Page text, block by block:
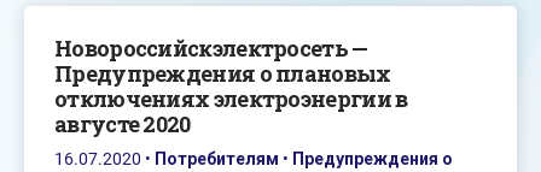
Новороссийскэлектросеть —
Предупреждения о плановых
отключениях электроэнергии в
августе 2020
16.07.2020 • Потребителям • Предупреждения о